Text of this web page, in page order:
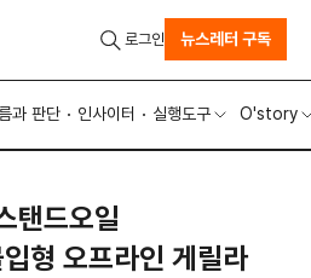
과 판단 인사이터 실행도구 O'story
로그인 뉴스레터 구독
탠드오일
형 오프라인 게릴라